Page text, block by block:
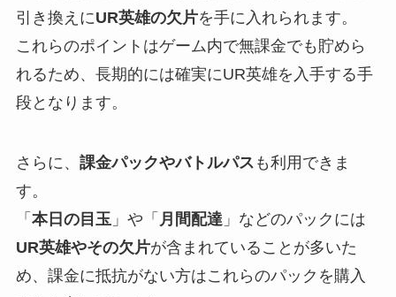
引き換えにUR英雄の欠片を手に入れられます。
これらのポイントはゲーム内で無課金でも貯めら
れるため、長期的には確実にUR英雄を入手する手
段となります。
さらに、 課金パックやバトルパス も利用できま
す。
「 本日の目玉 」や「 月間配達 」などのパックには
UR英雄やその欠片が含まれていることが多いた
め、課金に抵抗がない方はこれらのパックを購入